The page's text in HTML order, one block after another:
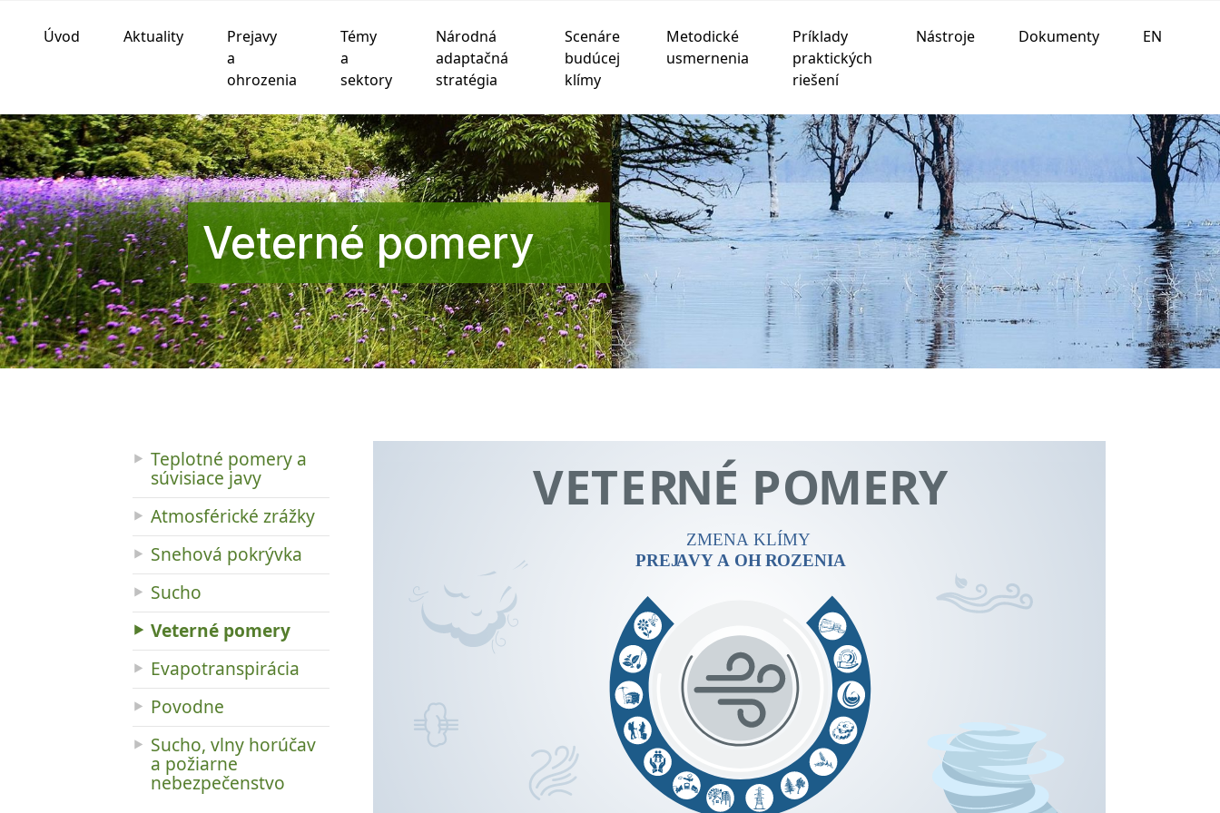
Používame cookies
funkčnosti webovej stránky,pre lepší zážitok na webe na meranie vášho záujmu o naše produkty a služby a na prispôsobenie marketingových interakcií
zobrazovanie reklám ktoré sú pre vás relevantnejšie.
Súhlasím Odmietam Zmeniť moje nastavenia
Úvod Aktuality
Prejavy
a
ohrozenia
Témy
a
sektory
Národná
adaptačná
stratégia
Scenáre
budúcej
klímy
Metodické
usmernenia
Príklady
praktických
riešení
Nástroje Dokumenty EN
Veterné pomery
ZMENA KLÍMY
PREJAVYA OH ROZENIA
VETERNÉ POMERY
Teplotné pomery a
súvisiace javy
Atmosférické zrážky
Snehová pokrývka
Sucho
Veterné pomery
Evapotranspirácia
Povodne
Sucho, vlny horúčav
a požiarne
nebezpečenstvo